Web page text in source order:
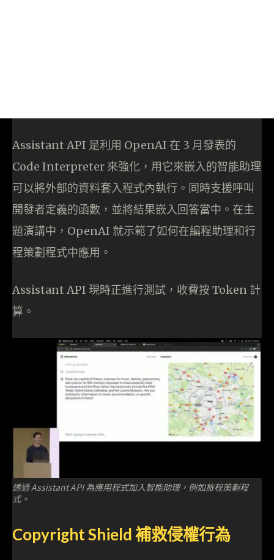
Assistant API 是利用 OpenAI 在 3 月發表的
Code Interpreter 來強化，用它來嵌入的智能助理
可以將外部的資料套入程式內執行。同時支援呼叫
開發者定義的函數，並將結果嵌入回答當中。在主
題演講中，OpenAI 就示範了如何在編程助理和行
程策劃程式中應用。
Assistant API 現時正進行測試，收費按 Token 計
算。
透過 Assistant API 為應用程式加入智能助理，例如旅程策劃程
式。
Copyright Shield 補救侵權行為